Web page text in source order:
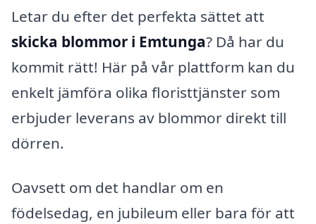
Letar du efter det perfekta sättet att
skicka blommor i Emtunga? Då har du
kommit rätt! Här på vår plattform kan du
enkelt jämföra olika floristtjänster som
erbjuder leverans av blommor direkt till
dörren.
Oavsett om det handlar om en
födelsedag, en jubileum eller bara för att